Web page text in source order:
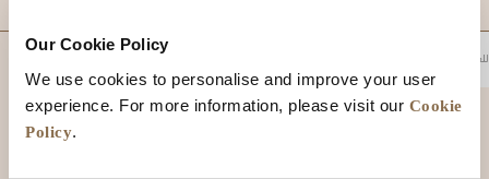
Our Cookie Policy
We use cookies to personalise and improve your user
experience. For more information, please visit our Cookie
Policy.
للعودة إلى أعلى